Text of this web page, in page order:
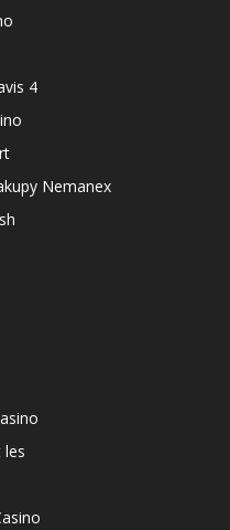
4
Nemanex
les